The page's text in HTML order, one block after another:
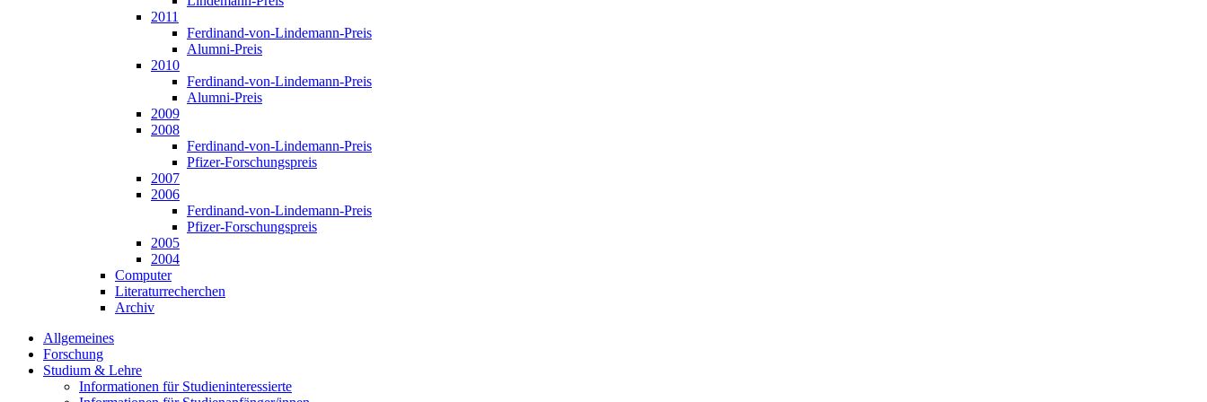
2011
Ferdinand-von-Lindemann-Preis
Alumni-Preis
2010
Ferdinand-von-Lindemann-Preis
Alumni-Preis
2009
2008
Ferdinand-von-Lindemann-Preis
Pfizer-Forschungspreis
2007
2006
Ferdinand-von-Lindemann-Preis
Pfizer-Forschungspreis
2005
2004
Computer
Literaturrecherchen
Archiv
Allgemeines
Forschung
Studium & Lehre
Informationen für Studieninteressierte